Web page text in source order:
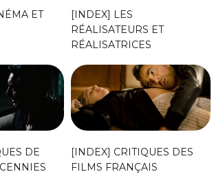
ET
[INDEX] LES
RÉALISATEURS ET
RÉALISATRICES
DE
[INDEX] CRITIQUES DES
FILMS FRANÇAIS